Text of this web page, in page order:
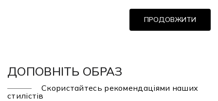
ПРОДОВЖИТИ
ДОПОВНІТЬ ОБРАЗ
Скористайтесь рекомендаціями наших
стилістів